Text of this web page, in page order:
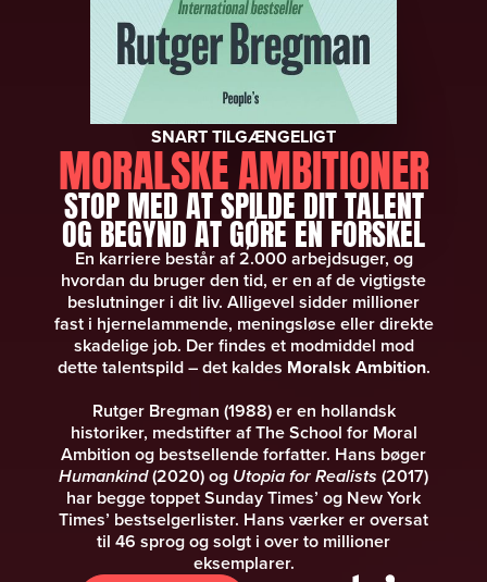
SNART TILGÆNGELIGT
MORALSKE AMBITIONER
STOP MED AT SPILDE DIT TALENT
OG BEGYND AT GØRE EN FORSKEL
En karriere består af 2.000 arbejdsuger, og
hvordan du bruger den tid, er en af de vigtigste
beslutninger i dit liv. Alligevel sidder millioner
fast i hjernelammende, meningsløse eller direkte
skadelige job. Der findes et modmiddel mod
dette talentspild – det kaldes Moralsk Ambition.
Rutger Bregman (1988) er en hollandsk
historiker, medstifter af The School for Moral
Ambition og bestsellende forfatter. Hans bøger
Humankind(2020) og Utopia for Realists (2017)
har begge toppet Sunday Times’ og New York
Times’ bestselgerlister. Hans værker er oversat
til 46 sprog og solgt i over to millioner
eksemplarer.